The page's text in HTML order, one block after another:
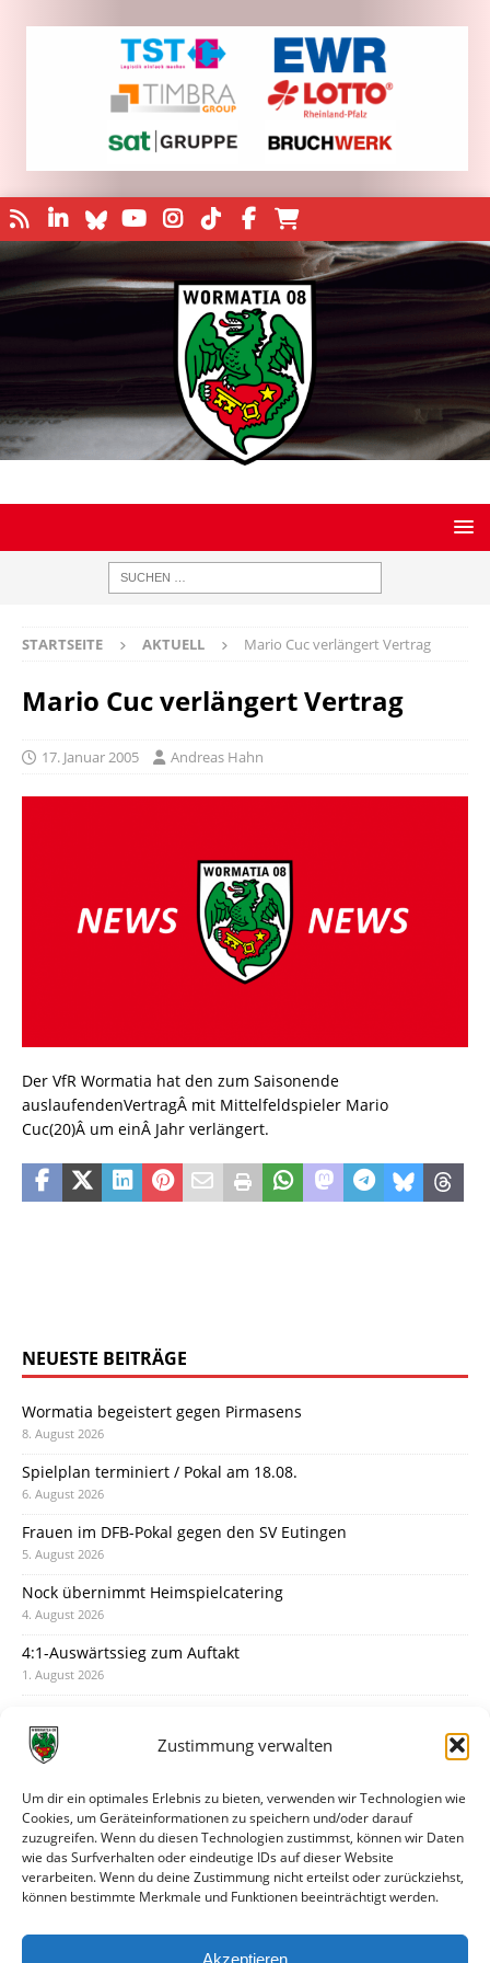
Zustimmung verwalten
Um dir ein optimales Erlebnis zu bieten, verwenden wir Technologien wie
Cookies, um Geräteinformationen zu speichern und/oder darauf
zuzugreifen. Wenn du diesen Technologien zustimmst, können wir Daten
wie das Surfverhalten oder eindeutige IDs auf dieser Website
verarbeiten. Wenn du deine Zustimmung nicht erteilst oder zurückziehst,
können bestimmte Merkmale und Funktionen beeinträchtigt werden.
Akzeptieren
STARTSEITE AKTUELL Mario Cuc verlängert Vertrag
Mario Cuc verlängert Vertrag
17. Januar 2005 Andreas Hahn
Der VfR Wormatia hat den zum Saisonende
auslaufendenVertragÂ mit Mittelfeldspieler Mario
Cuc(20)Â um einÂ Jahr verlängert.
NEUESTE BEITRÄGE
Wormatia begeistert gegen Pirmasens
8. August 2026
Spielplan terminiert / Pokal am 18.08.
6. August 2026
Frauen im DFB-Pokal gegen den SV Eutingen
5. August 2026
Nock übernimmt Heimspielcatering
4. August 2026
4:1-Auswärtssieg zum Auftakt
1. August 2026
31. Juli 2026
30. Juli 2026
Deine Spielminute: 89+1
28. Juli 2026
Neuer Rückensponsor
Neue Podcast-Folge: So tickt Björn!